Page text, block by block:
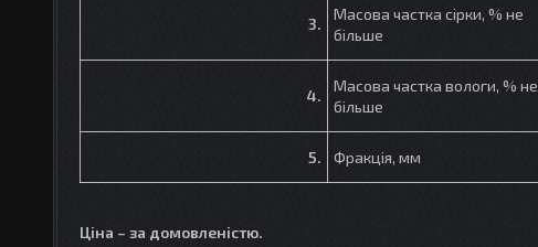
3.
Масова частка сірки, % не
більше
4.
Масова частка вологи, % не
більше
5. Фракція, мм
Ціна – за домовленістю.